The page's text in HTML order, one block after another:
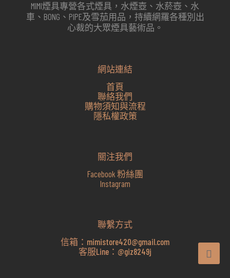
MIMI煙具專營各式煙具，水煙壺、水菸壺、水
車、BONG、PIPE及雪茄用品，持續網羅各種別出
心裁的大眾煙具藝術品。
網站連結
首頁
聯絡我們
購物須知與流程
隱私權政策
關注我們
Facebook 粉絲團
Instagram
聯繫方式
信箱： mimistore420@gmail.com
客服Line： @giz8249j